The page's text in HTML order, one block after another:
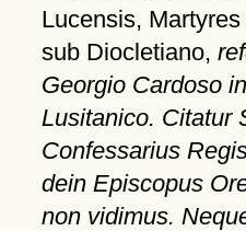
Lucensis,
sub Diocletiano,
Georgio Cardoso
Lusitanico. Citatur
Confessarius
dein Episcopus
non vidimus.